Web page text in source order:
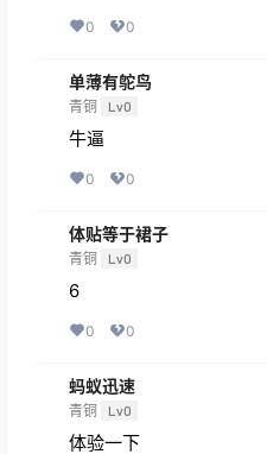
0 0
单薄有鸵鸟
青铜 Lv0
牛逼
0 0
体贴等于裙子
青铜 Lv0
6
0 0
蚂蚁迅速
青铜 Lv0
体验一下